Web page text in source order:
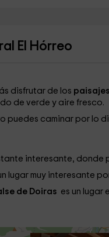
El Hórreo
disfrutar de los
de verde y aire fresco.
puedes caminar por lo
interesante, donde
lugar muy interesante
de Doiras es un lugar